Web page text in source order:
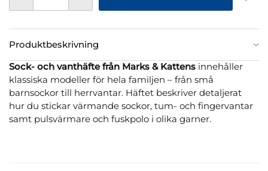
Produktbeskrivning
Sock- och vanthäfte från Marks & Kattens innehåller
klassiska modeller för hela familjen – från små
barnsockor till herrvantar. Häftet beskriver detaljerat
hur du stickar värmande sockor, tum- och fingervantar
samt pulsvärmare och fuskpolo i olika garner.